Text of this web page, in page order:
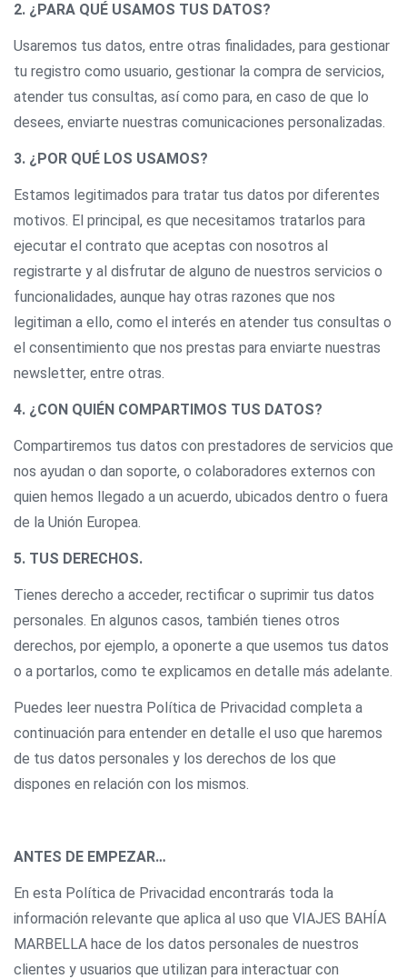
2. ¿PARA QUÉ USAMOS TUS DATOS?
Usaremos tus datos, entre otras finalidades, para gestionar
tu registro como usuario, gestionar la compra de servicios,
atender tus consultas, así como para, en caso de que lo
desees, enviarte nuestras comunicaciones personalizadas.
3. ¿POR QUÉ LOS USAMOS?
Estamos legitimados para tratar tus datos por diferentes
motivos. El principal, es que necesitamos tratarlos para
ejecutar el contrato que aceptas con nosotros al
registrarte y al disfrutar de alguno de nuestros servicios o
funcionalidades, aunque hay otras razones que nos
legitiman a ello, como el interés en atender tus consultas o
el consentimiento que nos prestas para enviarte nuestras
newsletter, entre otras.
4. ¿CON QUIÉN COMPARTIMOS TUS DATOS?
Compartiremos tus datos con prestadores de servicios que
nos ayudan o dan soporte, o colaboradores externos con
quien hemos llegado a un acuerdo, ubicados dentro o fuera
de la Unión Europea.
5. TUS DERECHOS.
Tienes derecho a acceder, rectificar o suprimir tus datos
personales. En algunos casos, también tienes otros
derechos, por ejemplo, a oponerte a que usemos tus datos
o a portarlos, como te explicamos en detalle más adelante.
Puedes leer nuestra Política de Privacidad completa a
continuación para entender en detalle el uso que haremos
de tus datos personales y los derechos de los que
dispones en relación con los mismos.
ANTES DE EMPEZAR…
En esta Política de Privacidad encontrarás toda la
información relevante que aplica al uso que VIAJES BAHÍA
MARBELLA hace de los datos personales de nuestros
clientes y usuarios que utilizan para interactuar con